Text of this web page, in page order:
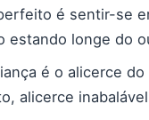
é sentir-se
estando longe do
é o alicerce do
alicerce